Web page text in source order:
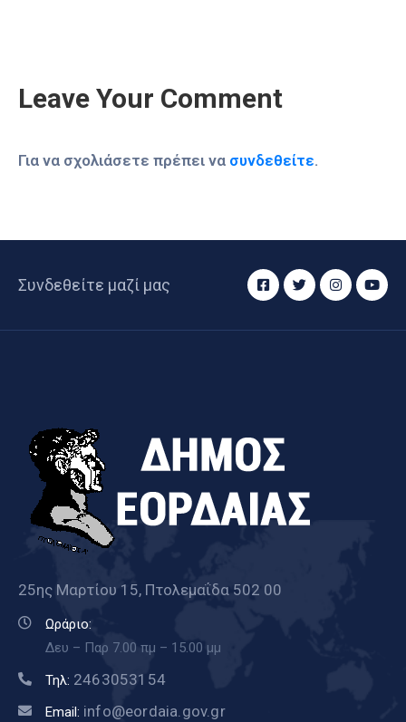
Leave Your Comment
Για να σχολιάσετε πρέπει να συνδεθείτε.
Συνδεθείτε μαζί μας
25ης Μαρτίου 15, Πτολεμαΐδα 502 00
Ωράριο:
Δευ – Παρ 7.00 πμ – 15.00 μμ
Τηλ: 2463053154
Email: info@eordaia.gov.gr